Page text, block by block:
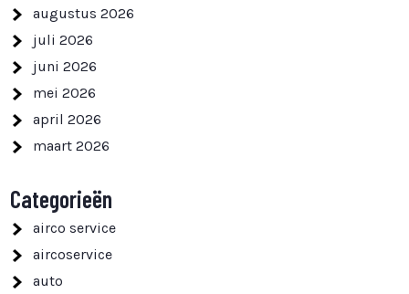
augustus 2026
juli 2026
juni 2026
mei 2026
april 2026
maart 2026
Categorieën
airco service
aircoservice
auto